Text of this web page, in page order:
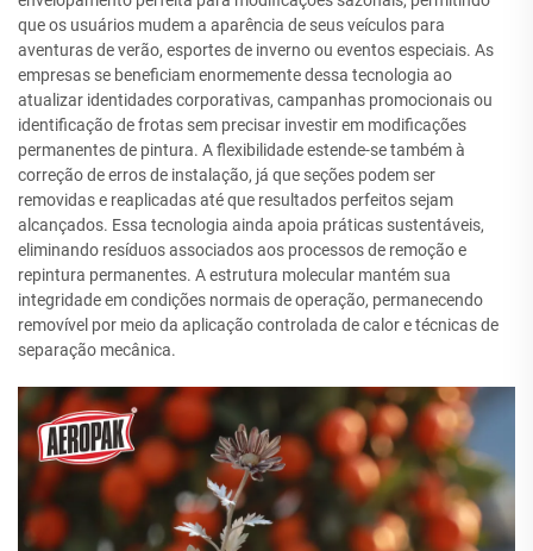
que os usuários mudem a aparência de seus veículos para
aventuras de verão, esportes de inverno ou eventos especiais. As
empresas se beneficiam enormemente dessa tecnologia ao
atualizar identidades corporativas, campanhas promocionais ou
identificação de frotas sem precisar investir em modificações
permanentes de pintura. A flexibilidade estende-se também à
correção de erros de instalação, já que seções podem ser
removidas e reaplicadas até que resultados perfeitos sejam
alcançados. Essa tecnologia ainda apoia práticas sustentáveis,
eliminando resíduos associados aos processos de remoção e
repintura permanentes. A estrutura molecular mantém sua
integridade em condições normais de operação, permanecendo
removível por meio da aplicação controlada de calor e técnicas de
separação mecânica.